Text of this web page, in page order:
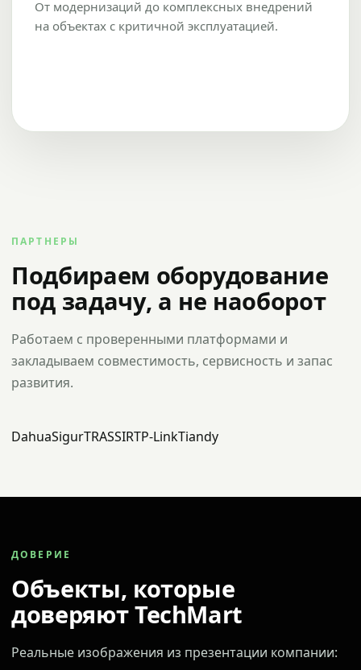
От модернизаций до комплексных внедрений
на объектах с критичной эксплуатацией.
ПАРТНЕРЫ
Подбираем оборудование
под задачу, а не наоборот
Работаем с проверенными платформами и
закладываем совместимость, сервисность и запас
развития.
DahuaSigurTRASSIRTP-LinkTiandy
ДОВЕРИЕ
Объекты, которые
доверяют TechMart
Реальные изображения из презентации компании: